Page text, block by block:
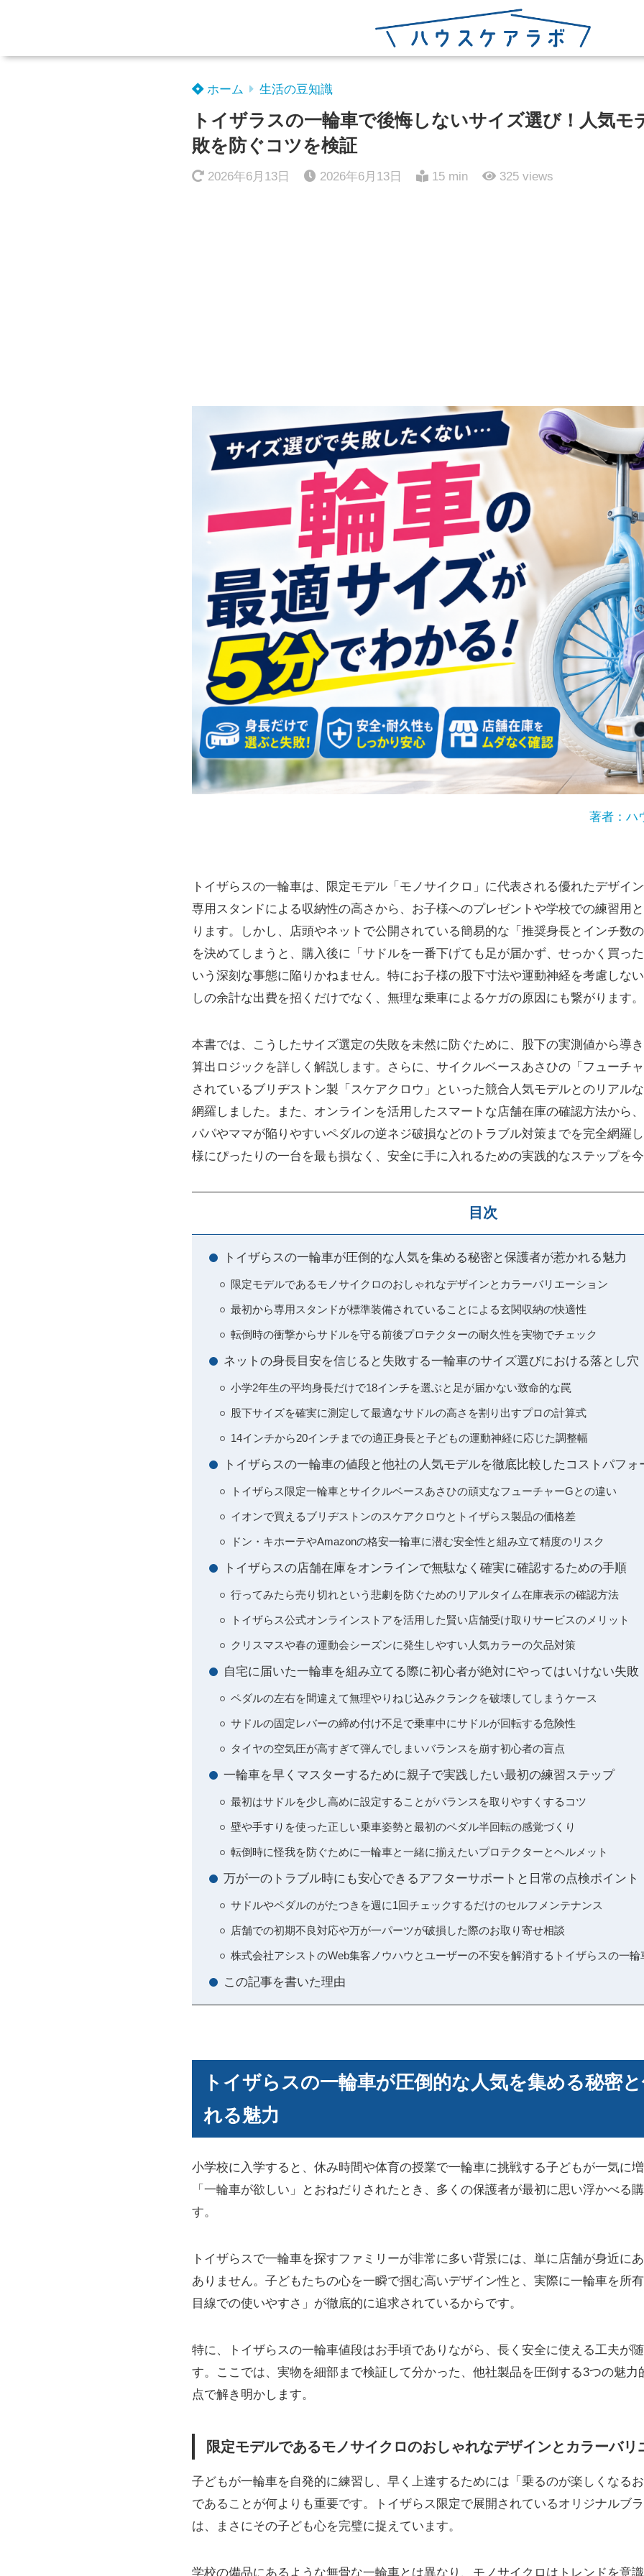
ホーム 生活の豆知識
トイザラスの一輪車で後悔しないサイズ選び！人気モ
敗を防ぐコツを検証
2026年6月13日 2026年6月13日 15 min 325 views
著者：ハ
トイザらスの一輪車は、限定モデル「モノサイクロ」に代表される優れたデザイ
専用スタンドによる収納性の高さから、お子様へのプレゼントや学校での練習用
ります。しかし、店頭やネットで公開されている簡易的な「推奨身長とインチ数
を決めてしまうと、購入後に「サドルを一番下げても足が届かず、せっかく買っ
いう深刻な事態に陥りかねません。特にお子様の股下寸法や運動神経を考慮しな
しの余計な出費を招くだけでなく、無理な乗車によるケガの原因にも繋がります。
本書では、こうしたサイズ選定の失敗を未然に防ぐために、股下の実測値から導
算出ロジックを詳しく解説します。さらに、サイクルベースあさひの「フューチ
されているブリヂストン製「スケアクロウ」といった競合人気モデルとのリアル
網羅しました。また、オンラインを活用したスマートな店舗在庫の確認方法から
パパやママが陥りやすいペダルの逆ネジ破損などのトラブル対策までを完全網羅
様にぴったりの一台を最も損なく、安全に手に入れるための実践的なステップを
目次
トイザらスの一輪車が圧倒的な人気を集める秘密と保護者が惹かれる魅力
限定モデルであるモノサイクロのおしゃれなデザインとカラーバリエーション
最初から専用スタンドが標準装備されていることによる玄関収納の快適性
転倒時の衝撃からサドルを守る前後プロテクターの耐久性を実物でチェック
ネットの身長目安を信じると失敗する一輪車のサイズ選びにおける落とし穴
小学2年生の平均身長だけで18インチを選ぶと足が届かない致命的な罠
股下サイズを確実に測定して最適なサドルの高さを割り出すプロの計算式
14インチから20インチまでの適正身長と子どもの運動神経に応じた調整幅
トイザらスの一輪車の値段と他社の人気モデルを徹底比較したコストパフォ
トイザらス限定一輪車とサイクルベースあさひの頑丈なフューチャーGとの違い
イオンで買えるブリヂストンのスケアクロウとトイザらス製品の価格差
ドン・キホーテやAmazonの格安一輪車に潜む安全性と組み立て精度のリスク
トイザらスの店舗在庫をオンラインで無駄なく確実に確認するための手順
行ってみたら売り切れという悲劇を防ぐためのリアルタイム在庫表示の確認方法
トイザらス公式オンラインストアを活用した賢い店舗受け取りサービスのメリット
クリスマスや春の運動会シーズンに発生しやすい人気カラーの欠品対策
自宅に届いた一輪車を組み立てる際に初心者が絶対にやってはいけない失敗
ペダルの左右を間違えて無理やりねじ込みクランクを破壊してしまうケース
サドルの固定レバーの締め付け不足で乗車中にサドルが回転する危険性
タイヤの空気圧が高すぎて弾んでしまいバランスを崩す初心者の盲点
一輪車を早くマスターするために親子で実践したい最初の練習ステップ
最初はサドルを少し高めに設定することがバランスを取りやすくするコツ
壁や手すりを使った正しい乗車姿勢と最初のペダル半回転の感覚づくり
転倒時に怪我を防ぐために一輪車と一緒に揃えたいプロテクターとヘルメット
万が一のトラブル時にも安心できるアフターサポートと日常の点検ポイント
サドルやペダルのがたつきを週に1回チェックするだけのセルフメンテナンス
店舗での初期不良対応や万が一パーツが破損した際のお取り寄せ相談
株式会社アシストのWeb集客ノウハウとユーザーの不安を解消するトイザらスの一輪
この記事を書いた理由
トイザらスの一輪車が圧倒的な人気を集める秘密
れる魅力
小学校に入学すると、休み時間や体育の授業で一輪車に挑戦する子どもが一気に
「一輪車が欲しい」とおねだりされたとき、多くの保護者が最初に思い浮かべる
す。
トイザらスで一輪車を探すファミリーが非常に多い背景には、単に店舗が身近に
ありません。子どもたちの心を一瞬で掴む高いデザイン性と、実際に一輪車を所
目線での使いやすさ」が徹底的に追求されているからです。
特に、トイザらスの一輪車値段はお手頃でありながら、長く安全に使える工夫が
す。ここでは、実物を細部まで検証して分かった、他社製品を圧倒する3つの魅力
点で解き明かします。
限定モデルであるモノサイクロのおしゃれなデザインとカラーバリ
子どもが一輪車を自発的に練習し、早く上達するためには「乗るのが楽しくなる
であることが何よりも重要です。トイザらス限定で展開されているオリジナルブ
は、まさにその子ども心を完璧に捉えています。
学校の備品にあるような無骨な一輪車とは異なり、モノサイクロはトレンドを意